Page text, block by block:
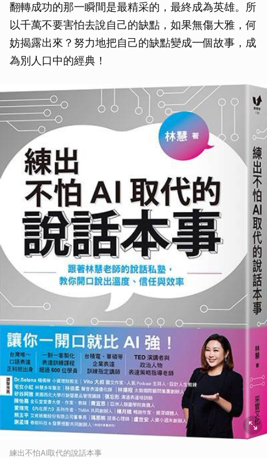
翻轉成功的那一瞬間是最精采的，最終成為英雄。所
以千萬不要害怕去說自己的缺點，如果無傷大雅，何
妨揭露出來？努力地把自己的缺點變成一個故事，成
為別人口中的經典！
練出不怕AI取代的說話本事